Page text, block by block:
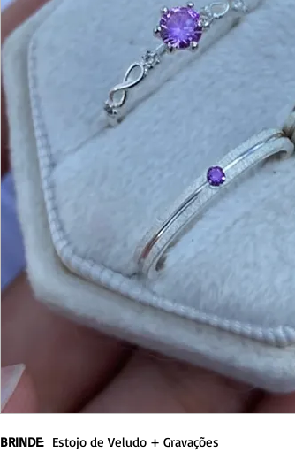
BRINDE: Estojo de Veludo + Gravações